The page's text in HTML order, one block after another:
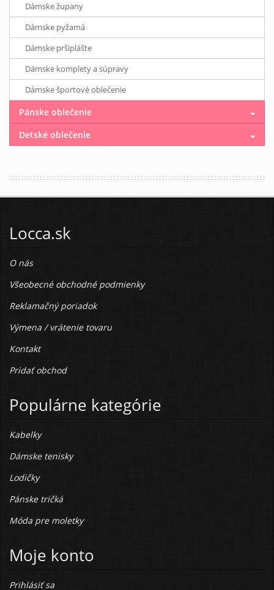
Dámske župany
Dámske pyžamá
Dámske pršiplášte
Dámske komplety a súpravy
Dámske športové oblečenie
Pánske oblečenie
Detské oblečenie
Locca.sk
O nás
Všeobecné obchodné podmienky
Reklamačný poriadok
Výmena / vrátenie tovaru
Kontakt
Pridať obchod
Populárne kategórie
Kabelky
Dámske tenisky
Lodičky
Pánske tričká
Móda pre moletky
Moje konto
Prihlásiť sa